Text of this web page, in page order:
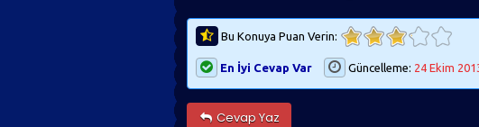
Bu Konuya Puan Verin:
En İyi Cevap Var Güncelleme: 24 Ekim
Cevap Yaz